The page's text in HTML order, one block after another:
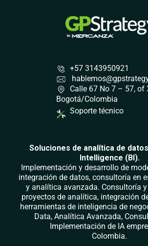
+57 3143950921
Calle 67 No 7 – 57, of
Bogotá/Colombia
Soporte técnico
Soluciones de analítica de
Intelligence (BI).
Implementación y desarrollo de
integración de datos, consultoría en
y analítica avanzada. Consultoría
proyectos de analítica, integración
herramientas de inteligencia de
Data, Analítica Avanzada,
Implementación de IA
Colombia.